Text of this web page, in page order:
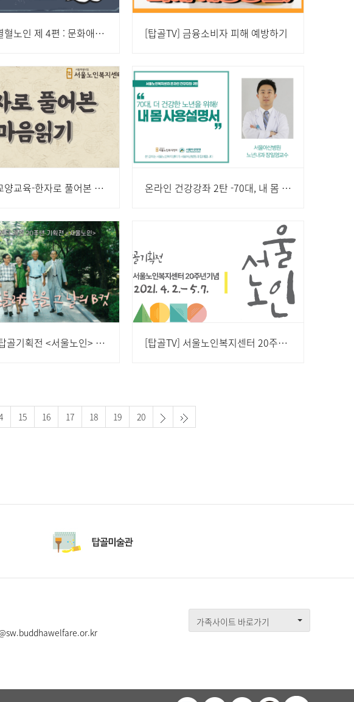
[탑골TV]열혈노인 제 4편 : 문화애호 동아리 [탑골TV] 금융소비자 피해 예방하기
[탑골TV]교양교육-한자로 풀어본 마음읽기 온라인 건강강좌 2탄 -70대, 내 몸 사용 설명서
[탑골TV] 탑골기획전 <서울노인> 흔들려도 좋을 그 날의 B컷 [탑골TV] 서울노인복지센터 20주년 기념 기획전시 <서울노인> 티저영상
15 16 17 18 19 20
가족사이트 바로가기